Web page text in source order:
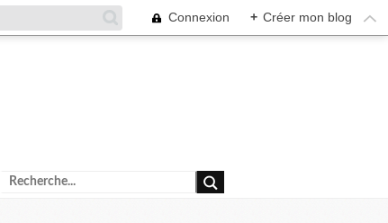
Connexion + Créer mon blog